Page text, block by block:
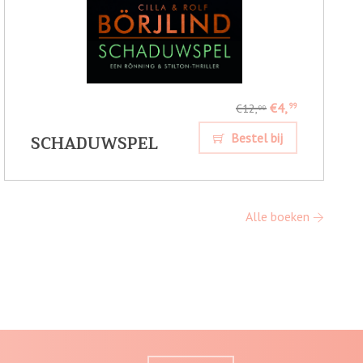
SCHADUWSPEL
€12,99 €4,99
Bestel bij
Alle boeken